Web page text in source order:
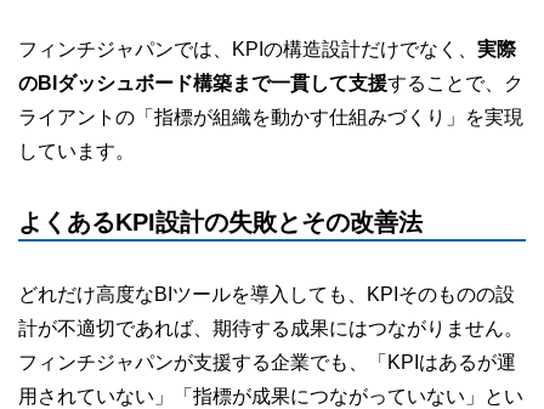
フィンチジャパンでは、KPIの構造設計だけでなく、 実際
のBIダッシュボード構築まで一貫して支援することで、ク
ライアントの「指標が組織を動かす仕組みづくり」を実現
しています。
よくあるKPI設計の失敗とその改善法
どれだけ高度なBIツールを導入しても、KPIそのものの設
計が不適切であれば、期待する成果にはつながりません。
フィンチジャパンが支援する企業でも、「KPIはあるが運
用されていない」「指標が成果につながっていない」とい